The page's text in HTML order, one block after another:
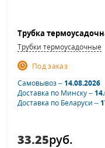
Трубки термоусадочные
Под заказ
Самовывоз –14.08.2026
Доставка по Минску –
Доставка по Беларуси –
33.25руб.